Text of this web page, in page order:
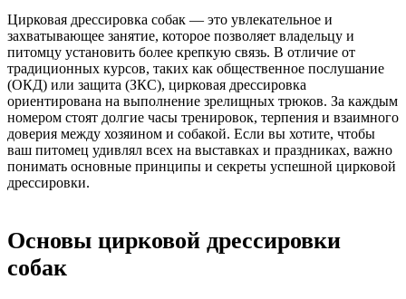
Цирковая дрессировка собак — это увлекательное и
захватывающее занятие, которое позволяет владельцу и
питомцу установить более крепкую связь. В отличие от
традиционных курсов, таких как общественное послушание
(ОКД) или защита (ЗКС), цирковая дрессировка
ориентирована на выполнение зрелищных трюков. За каждым
номером стоят долгие часы тренировок, терпения и взаимного
доверия между хозяином и собакой. Если вы хотите, чтобы
ваш питомец удивлял всех на выставках и праздниках, важно
понимать основные принципы и секреты успешной цирковой
дрессировки.
Основы цирковой дрессировки
собак